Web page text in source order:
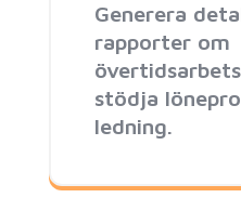
Generera
rapporter om
stödja
ledning.